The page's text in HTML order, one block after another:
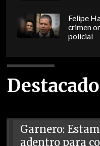
Felipe
crimen
policial
Garnero:
adentro para